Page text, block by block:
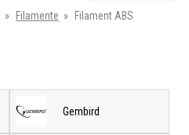
» Filamente » Filament ABS
Gembird